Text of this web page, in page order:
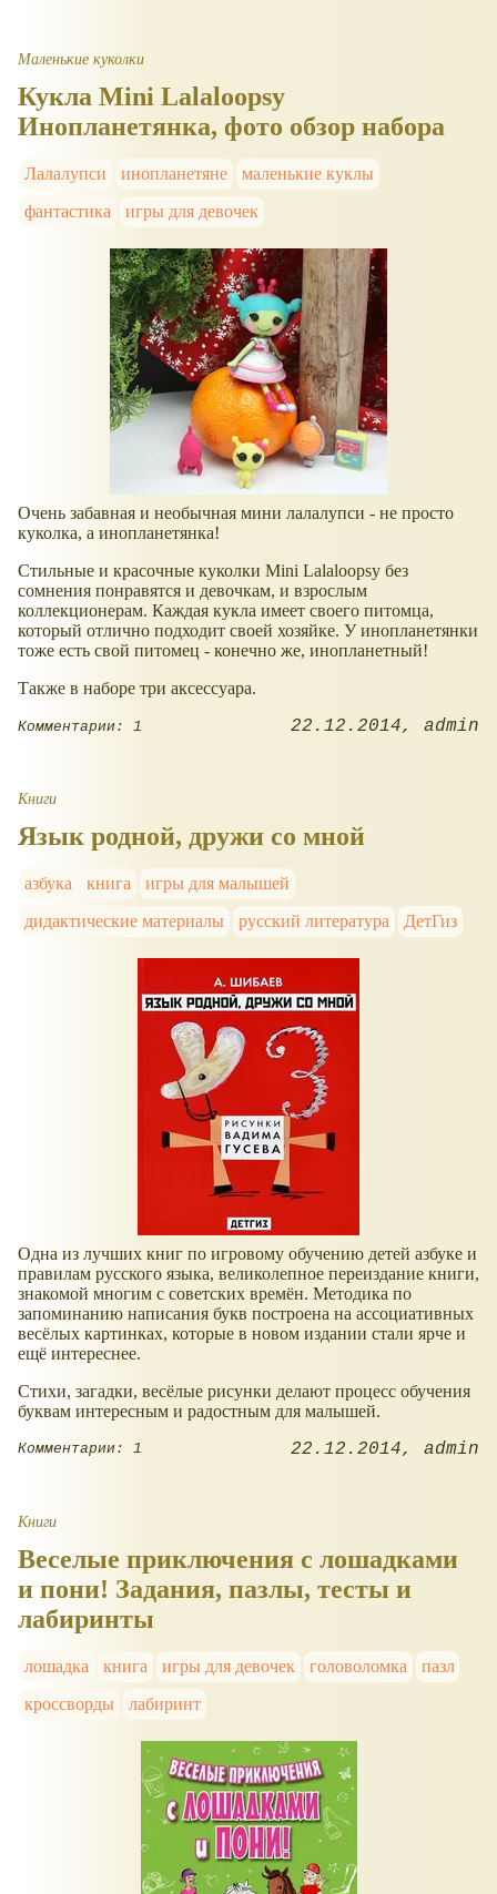
Маленькие куколки
Кукла Mini Lalaloopsy
Инопланетянка, фото обзор набора
Лалалупси инопланетяне
маленькие куклы
фантастика
игры для девочек
Очень забавная и необычная мини лалалупси - не просто
куколка, а инопланетянка!
Стильные и красочные куколки Mini Lalaloopsy без
сомнения понравятся и девочкам, и взрослым
коллекционерам. Каждая кукла имеет своего питомца,
который отлично подходит своей хозяйке. У инопланетянки
тоже есть свой питомец - конечно же, инопланетный!
Также в наборе три аксессуара.
Комментарии: 1 22.12.2014 admin
Книги
Язык родной, дружи со мной
азбука книга
игры для малышей
дидактические материалы
русский литература ДетГиз
Одна из лучших книг по игровому обучению детей азбуке и
правилам русского языка, великолепное переиздание книги,
знакомой многим с советских времён. Методика по
запоминанию написания букв построена на ассоциативных
весёлых картинках, которые в новом издании стали ярче и
ещё интереснее.
Стихи, загадки, весёлые рисунки делают процесс обучения
буквам интересным и радостным для малышей.
Комментарии: 1 22.12.2014 admin
Книги
Веселые приключения с лошадками
и пони! Задания, пазлы, тесты и
лабиринты
лошадка книга игры для девочек головоломка
пазл
кроссворды
лабиринт